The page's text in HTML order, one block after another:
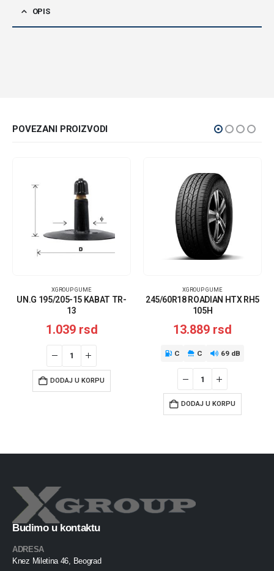
OPIS
POVEZANI PROIZVODI
XGROUP GUME
UN.G 195/205-15 KABAT TR-
13
1.039 rsd
DODAJ U KORPU
XGROUP GUME
245/60R18 ROADIAN HTX RH5
105H
13.889 rsd
C C 69 dB
DODAJ U KORPU
Budimo u kontaktu
ADRESA
Knez Miletina 46, Beograd